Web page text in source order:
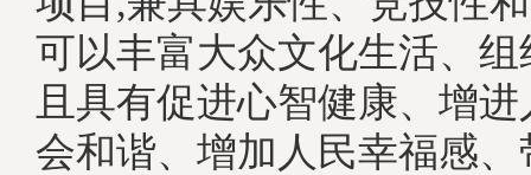
可以丰富大众文化生活、
且具有促进心智健康、增
会和谐、增加人民幸福感